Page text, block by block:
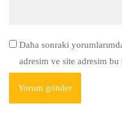
Daha sonraki
adresim ve site adresim bu